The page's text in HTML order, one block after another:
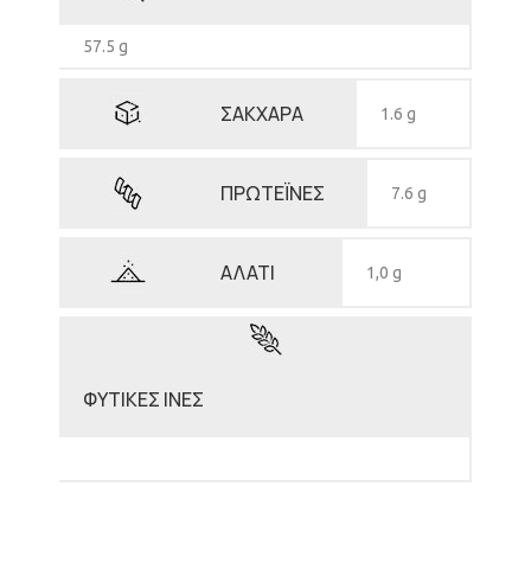
57.5 g
ΣΑΚΧΑΡΑ 1.6 g
ΠΡΩΤΕΪΝΕΣ 7.6 g
ΑΛΑΤΙ 1,0 g
ΦΥΤΙΚΕΣ ΙΝΕΣ